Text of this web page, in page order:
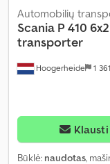
Hoogerheide 1
Automobilių
Scania P 410
transporter
Klausti
Būklė: naudotas,